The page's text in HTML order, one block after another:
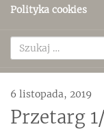
Polityka cookies
6 listopada, 2019
Przetarg